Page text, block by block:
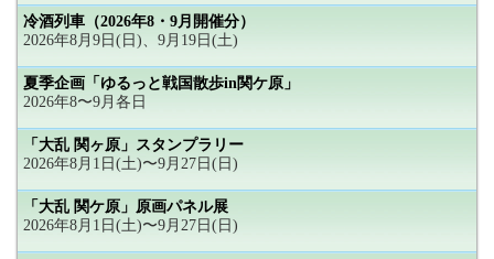
冷酒列車（2026年8・9月開催分）
2026年8月9日(日)、9月19日(土)
夏季企画「ゆるっと戦国散歩in関ケ原」
2026年8〜9月各日
「大乱 関ヶ原」スタンプラリー
2026年8月1日(土)〜9月27日(日)
「大乱 関ケ原」原画パネル展
2026年8月1日(土)〜9月27日(日)